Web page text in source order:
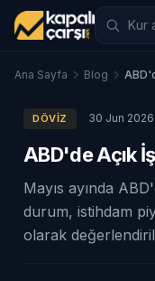
Ana Sayfa Blog
DÖVIZ 30 Jun 2026
ABD'de Açık
Mayıs ayında
durum, istihdam
olarak